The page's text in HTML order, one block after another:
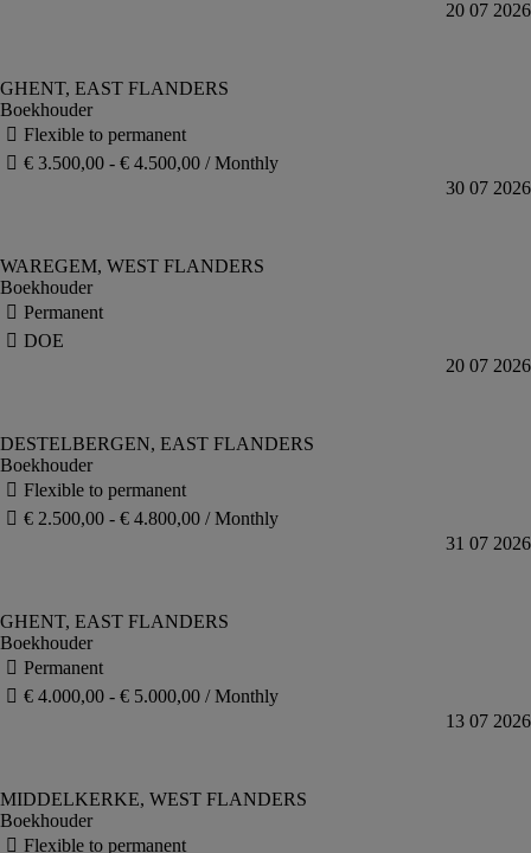
Boekhouder
Boekhouder
Boekhouder
Boekhouder
Boekhouder